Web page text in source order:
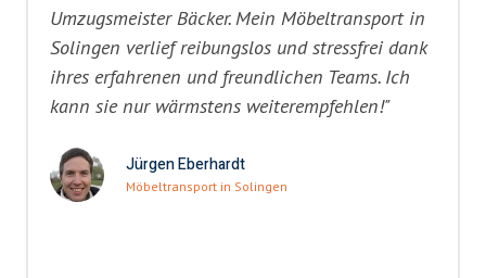
Umzugsmeister Bäcker. Mein Möbeltransport in
Solingen verlief reibungslos und stressfrei dank
ihres erfahrenen und freundlichen Teams. Ich
kann sie nur wärmstens weiterempfehlen!"
Jürgen Eberhardt
Möbeltransport in Solingen